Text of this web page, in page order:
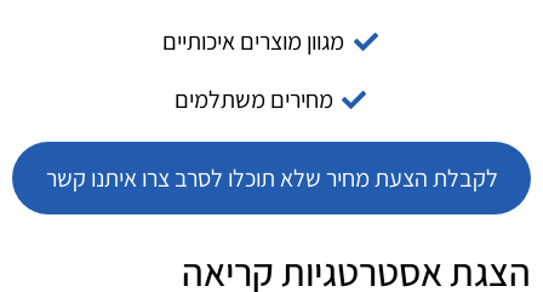
מגוון מוצרים איכותיים
מחירים משתלמים
לקבלת הצעת מחיר שלא תוכלו לסרב צרו איתנו קשר
הצגת אסטרטגיות קריאה